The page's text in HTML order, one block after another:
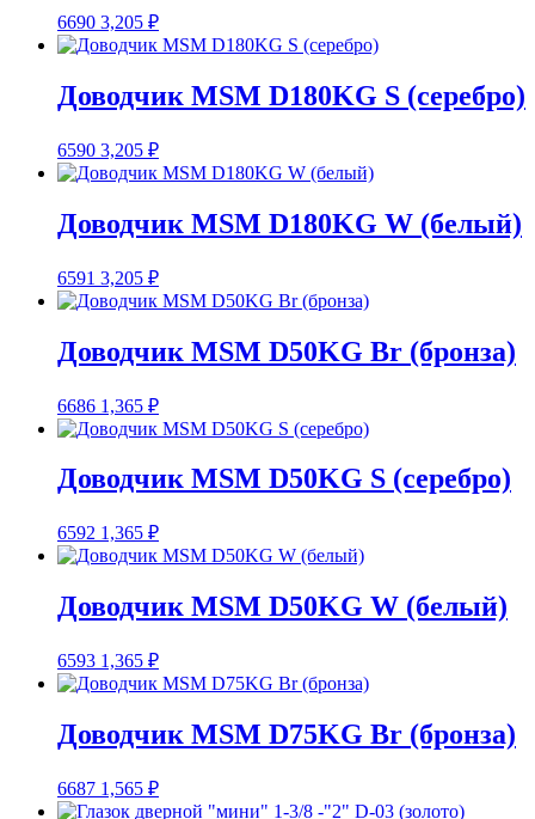
6690 3,205 ₽
Доводчик MSM D180KG S (серебро)
6590 3,205 ₽
Доводчик MSM D180KG W (белый)
6591 3,205 ₽
Доводчик MSM D50KG Br (бронза)
6686 1,365 ₽
Доводчик MSM D50KG S (серебро)
6592 1,365 ₽
Доводчик MSM D50KG W (белый)
6593 1,365 ₽
Доводчик MSM D75KG Br (бронза)
6687 1,565 ₽